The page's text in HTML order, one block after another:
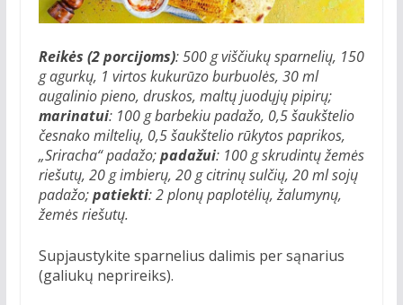
Reikės (2 porcijoms): 500 g viščiukų sparnelių, 150
g agurkų, 1 virtos kukurūzo burbuolės, 30 ml
augalinio pieno, druskos, maltų juodųjų pipirų;
marinatui: 100 g barbekiu padažo, 0,5 šaukštelio
česnako miltelių, 0,5 šaukštelio rūkytos paprikos,
„Sriracha“ padažo;padažui: 100 g skrudintų žemės
riešutų, 20 g imbierų, 20 g citrinų sulčių, 20 ml sojų
padažo;patiekti: 2 plonų paplotėlių, žalumynų,
žemės riešutų.
Supjaustykite sparnelius dalimis per sąnarius
(galiukų neprireiks).